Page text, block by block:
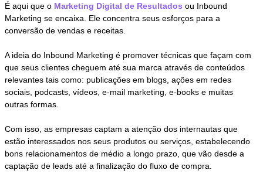
É aqui que o Marketing Digital de Resultadosou Inbound
Marketing se encaixa. Ele concentra seus esforços para a
conversão de vendas e receitas.
A ideia do Inbound Marketing é promover técnicas que façam com
que seus clientes cheguem até sua marca através de conteúdos
relevantes tais como: publicações em blogs, ações em redes
sociais, podcasts, vídeos, e-mail marketing, e-books e muitas
outras formas.
Com isso, as empresas captam a atenção dos internautas que
estão interessados nos seus produtos ou serviços, estabelecendo
bons relacionamentos de médio a longo prazo, que vão desde a
captação de leads até a finalização do fluxo de compra.